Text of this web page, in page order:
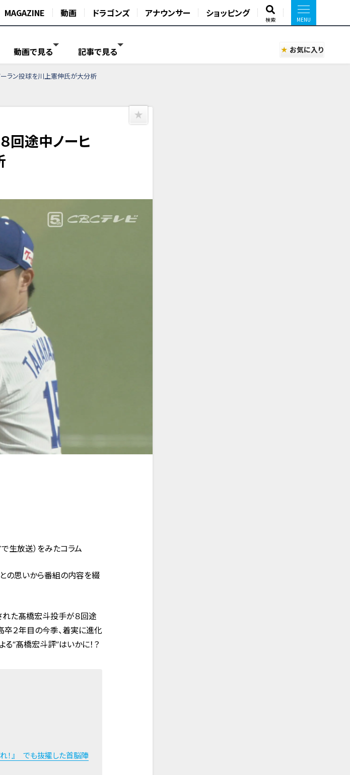
MAGAZINE 動画 ドラゴンズ アナウンサー ショッピング
検索
動画で見る 記事で見る お気に入り
ーラン投球を川上憲伸氏が大分析
回途中ノーヒ
で生放送）をみたコラム
との思いから番組の内容を綴
れた髙橋宏斗投手が８回途
卒２年目の今季、着実に進化
“髙橋宏斗評”はいかに！？
！』 でも抜擢した首脳陣